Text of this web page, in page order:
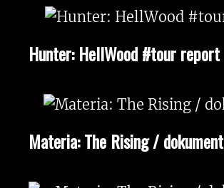
Hunter: HellWood #tour report
Materia: The Rising / dokument